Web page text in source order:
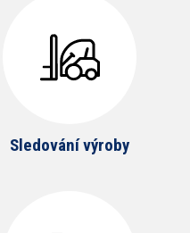
Sledování výroby